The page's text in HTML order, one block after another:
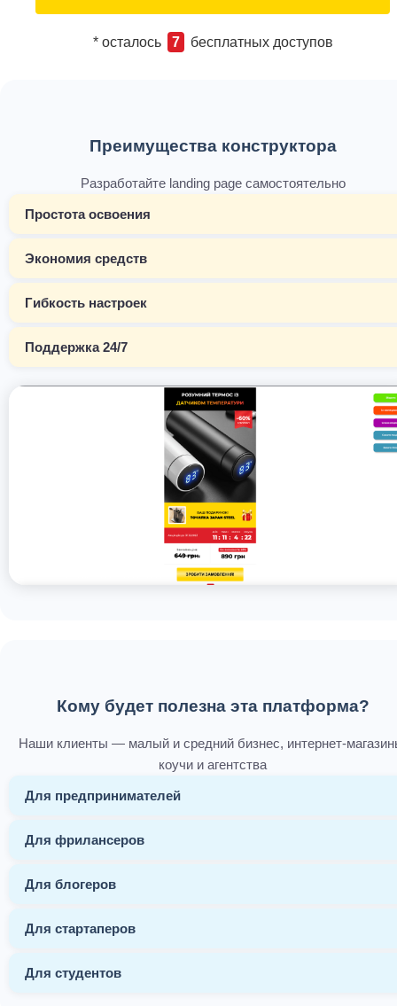
* осталось 7 бесплатных доступов
Преимущества конструктора
Разработайте landing page самостоятельно
Простота освоения
Экономия средств
Гибкость настроек
Поддержка 24/7
Кому будет полезна эта платформа?
Наши клиенты — малый и средний бизнес, интернет-
коучи и агентства
Для предпринимателей
Для фрилансеров
Для блогеров
Для стартаперов
Для студентов